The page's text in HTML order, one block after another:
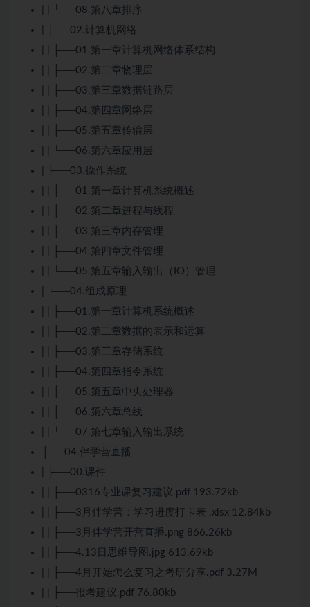
| | └──08.第八章排序
| ├──02.计算机网络
| | ├──01.第一章计算机网络体系结构
| | ├──02.第二章物理层
| | ├──03.第三章数据链路层
| | ├──04.第四章网络层
| | ├──05.第五章传输层
| | └──06.第六章应用层
| ├──03.操作系统
| | ├──01.第一章计算机系统概述
| | ├──02.第二章进程与线程
| | ├──03.第三章内存管理
| | ├──04.第四章文件管理
| | └──05.第五章输入输出（IO）管理
| └──04.组成原理
| | ├──01.第一章计算机系统概述
| | ├──02.第二章数据的表示和运算
| | ├──03.第三章存储系统
| | ├──04.第四章指令系统
| | ├──05.第五章中央处理器
| | ├──06.第六章总线
| | └──07.第七章输入输出系统
├──04.伴学营直播
| ├──00.课件
| | ├──0316专业课复习建议.pdf 193.72kb
| | ├──3月伴学营：学习进度打卡表 .xlsx 12.84kb
| | ├──3月伴学营开营直播.png 866.26kb
| | ├──4.13日思维导图.jpg 613.69kb
| | ├──4月开始怎么复习之考研分享.pdf 3.27M
| | ├──报考建议.pdf 76.80kb